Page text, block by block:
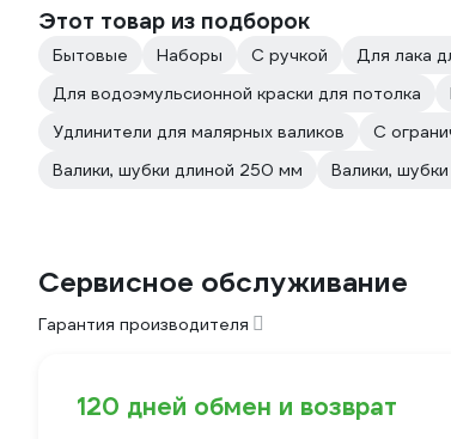
Этот товар из подборок
Бытовые Наборы С ручкой Для лака
Для водоэмульсионной краски для потолка
Удлинители для малярных валиков
С
Валики, шубки длиной 250 мм
Валики,
Сервисное обслуживание
Гарантия производителя
120 дней обмен и возврат